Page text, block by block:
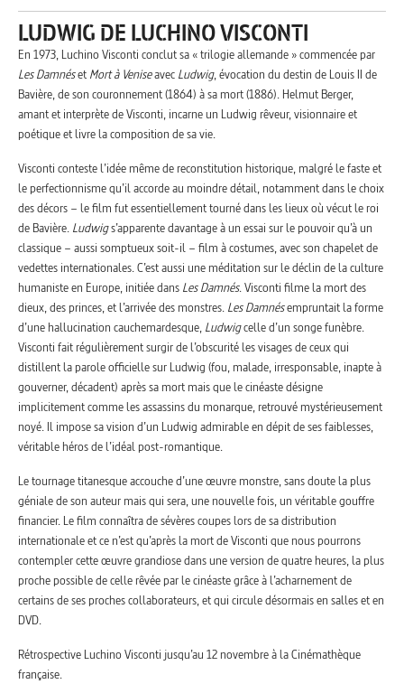
LUDWIG DE LUCHINO VISCONTI
En 1973, Luchino Visconti conclut sa « trilogie allemande » commencée par
Les Damnéset Mort à Veniseavec Ludwig, évocation du destin de Louis II de
Bavière, de son couronnement (1864) à sa mort (1886). Helmut Berger,
amant et interprète de Visconti, incarne un Ludwig rêveur, visionnaire et
poétique et livre la composition de sa vie.
Visconti conteste l’idée même de reconstitution historique, malgré le faste et
le perfectionnisme qu’il accorde au moindre détail, notamment dans le choix
des décors – le film fut essentiellement tourné dans les lieux où vécut le roi
de Bavière. Ludwigs’apparente davantage à un essai sur le pouvoir qu’à un
classique – aussi somptueux soit-il – film à costumes, avec son chapelet de
vedettes internationales. C’est aussi une méditation sur le déclin de la culture
humaniste en Europe, initiée dans Les Damnés. Visconti filme la mort des
dieux, des princes, et l’arrivée des monstres. Les Damnésempruntait la forme
d’une hallucination cauchemardesque, Ludwigcelle d’un songe funèbre.
Visconti fait régulièrement surgir de l’obscurité les visages de ceux qui
distillent la parole officielle sur Ludwig (fou, malade, irresponsable, inapte à
gouverner, décadent) après sa mort mais que le cinéaste désigne
implicitement comme les assassins du monarque, retrouvé mystérieusement
noyé. Il impose sa vision d’un Ludwig admirable en dépit de ses faiblesses,
véritable héros de l’idéal post-romantique.
Le tournage titanesque accouche d’une œuvre monstre, sans doute la plus
géniale de son auteur mais qui sera, une nouvelle fois, un véritable gouffre
financier. Le film connaîtra de sévères coupes lors de sa distribution
internationale et ce n’est qu’après la mort de Visconti que nous pourrons
contempler cette œuvre grandiose dans une version de quatre heures, la plus
proche possible de celle rêvée par le cinéaste grâce à l’acharnement de
certains de ses proches collaborateurs, et qui circule désormais en salles et en
DVD.
Rétrospective Luchino Visconti jusqu’au 12 novembre à la Cinémathèque
française.